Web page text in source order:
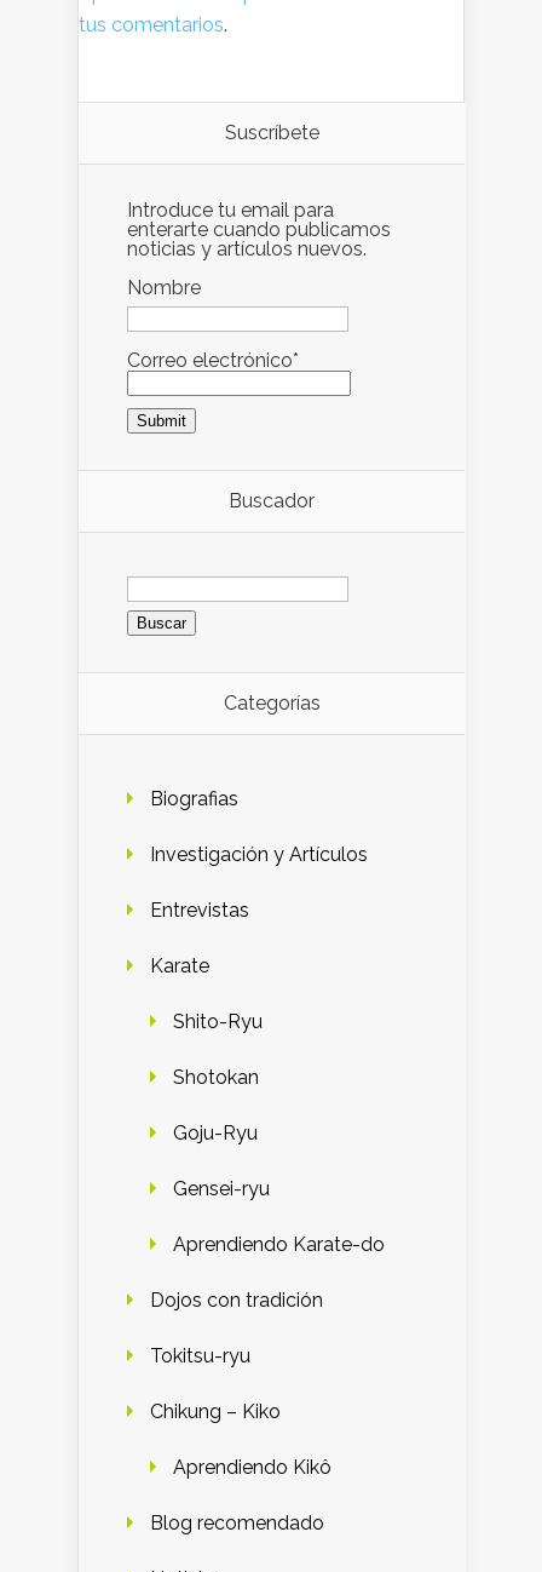
tus comentarios.
Suscríbete
Introduce tu email para
enterarte cuando publicamos
noticias y artículos nuevos.
Nombre
Correo electrónico*
Buscador
Buscar:
Categorías
Biografias
Investigación y Artículos
Entrevistas
Karate
Shito-Ryu
Shotokan
Goju-Ryu
Gensei-ryu
Aprendiendo Karate-do
Dojos con tradición
Tokitsu-ryu
Chikung – Kiko
Aprendiendo Kikô
Blog recomendado